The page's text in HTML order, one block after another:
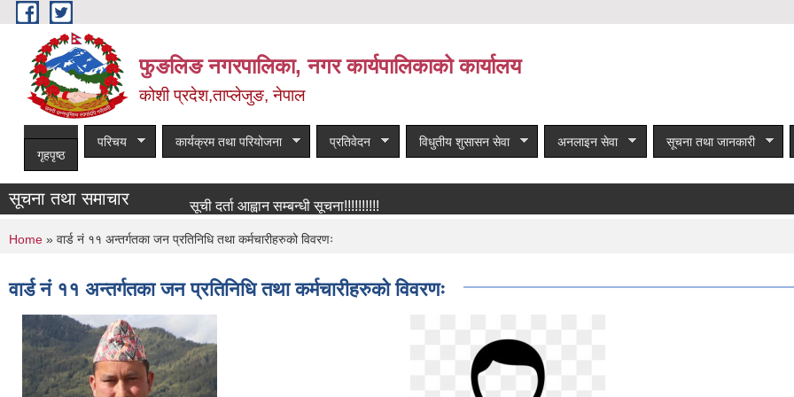
Skip to main content
फुङलिङ नगरपालिका, नगर कार्यपालिकाको कार्यालय
कोशी प्रदेश,ताप्लेजुङ, नेपाल
गृहपृष्ठ
परिचय कार्यक्रम तथा परियोजना प्रतिवेदन विधुतीय शुसासन सेवा अनलाइन सेवा सूचना तथा जानकारी
सूचना तथा समाचार सूची दर्ता आह्वान सम्बन्धी सूचना!!!!!!!!!!
You are here
Home » वार्ड नं ११ अन्तर्गतका जन प्रतिनिधि तथा कर्मचारीहरुको विवरणः
वार्ड नं ११ अन्तर्गतका जन प्रतिनिधि तथा कर्मचारीहरुको विवरणः